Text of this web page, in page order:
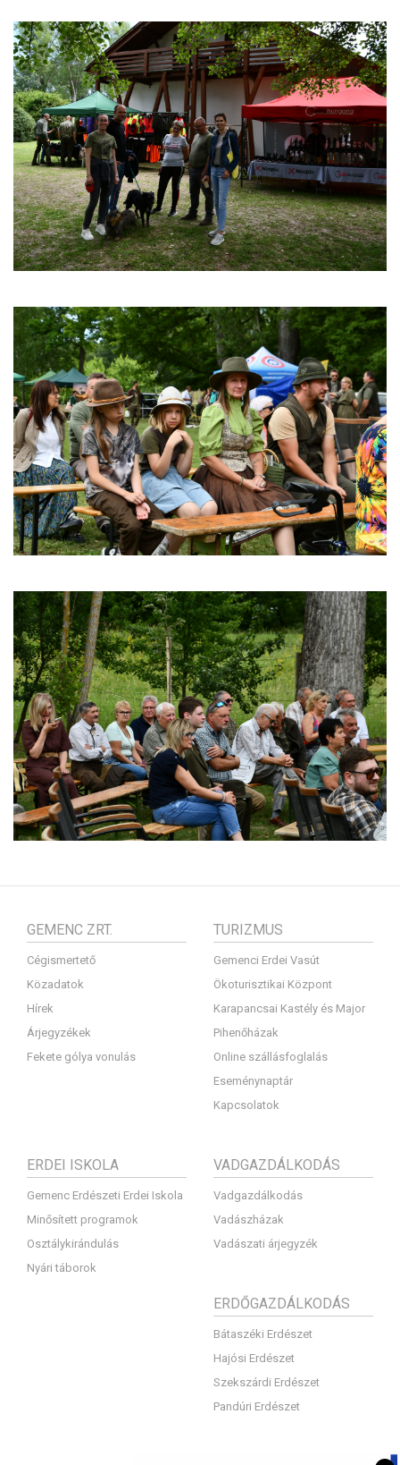
GEMENC ZRT.
Cégismertető
Közadatok
Hírek
Árjegyzékek
Fekete gólya vonulás
TURIZMUS
Gemenci Erdei Vasút
Ökoturisztikai Központ
Karapancsai Kastély és Major
Pihenőházak
Online szállásfoglalás
Eseménynaptár
Kapcsolatok
ERDEI ISKOLA
Gemenc Erdészeti Erdei Iskola
Minősített programok
Osztálykirándulás
Nyári táborok
VADGAZDÁLKODÁS
Vadgazdálkodás
Vadászházak
Vadászati árjegyzék
ERDŐGAZDÁLKODÁS
Bátaszéki Erdészet
Hajósi Erdészet
Szekszárdi Erdészet
Pandúri Erdészet